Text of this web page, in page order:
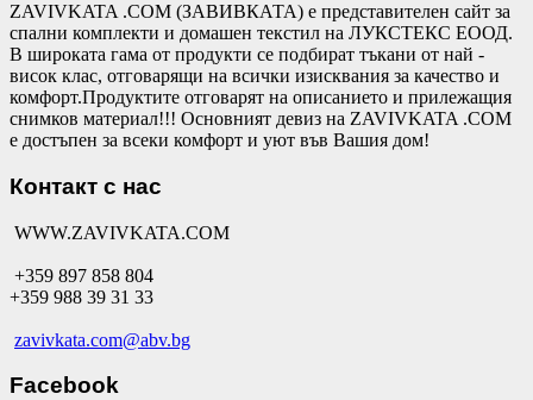
ZAVIVKATA .COM (ЗАВИВКАТА) е представителен сайт за
спални комплекти и домашен текстил на ЛУКСТЕКС ЕООД.
В широката гама от продукти се подбират тъкани от най -
висок клас, отговарящи на всички изисквания за качество и
комфорт.Продуктите отговарят на описанието и прилежащия
снимков материал!!! Основният девиз на ZAVIVKATA .COM
е достъпен за всеки комфорт и уют във Вашия дом!
Контакт с нас
WWW.ZAVIVKATA.COM
+359 897 858 804
+359 988 39 31 33
zavivkata.com@abv.bg
Facebook